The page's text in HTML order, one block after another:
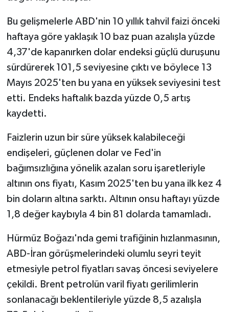
Bu gelişmelerle ABD'nin 10 yıllık tahvil faizi önceki
haftaya göre yaklaşık 10 baz puan azalışla yüzde
4,37'de kapanırken dolar endeksi güçlü duruşunu
sürdürerek 101,5 seviyesine çıktı ve böylece 13
Mayıs 2025'ten bu yana en yüksek seviyesini test
etti. Endeks haftalık bazda yüzde 0,5 artış
kaydetti.
Faizlerin uzun bir süre yüksek kalabileceği
endişeleri, güçlenen dolar ve Fed'in
bağımsızlığına yönelik azalan soru işaretleriyle
altının ons fiyatı, Kasım 2025'ten bu yana ilk kez 4
bin doların altına sarktı. Altının onsu haftayı yüzde
1,8 değer kaybıyla 4 bin 81 dolarda tamamladı.
Hürmüz Boğazı'nda gemi trafiğinin hızlanmasının,
ABD-İran görüşmelerindeki olumlu seyri teyit
etmesiyle petrol fiyatları savaş öncesi seviyelere
çekildi. Brent petrolün varil fiyatı gerilimlerin
sonlanacağı beklentileriyle yüzde 8,5 azalışla